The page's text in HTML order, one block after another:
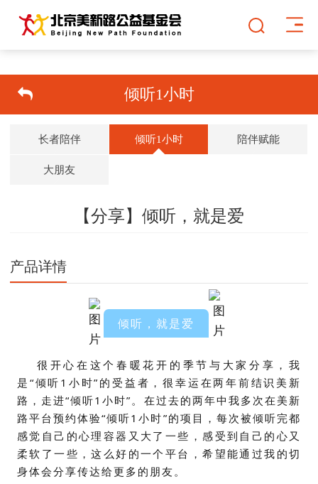
倾听1小时
长者陪伴 倾听1小时 陪伴赋能
大朋友
【分享】倾听，就是爱
双击可放大
产品详情
倾听，就是爱
很开心在这个春暖花开的季节与大家分享，我
是“倾听1小时”的受益者，很幸运在两年前结识美新
路，走进“倾听1小时”。在过去的两年中我多次在美新
路平台预约体验“倾听1小时”的项目，每次被倾听完都
感觉自己的心理容器又大了一些，感受到自己的心又
柔软了一些，这么好的一个平台，希望能通过我的切
身体会分享传达给更多的朋友。